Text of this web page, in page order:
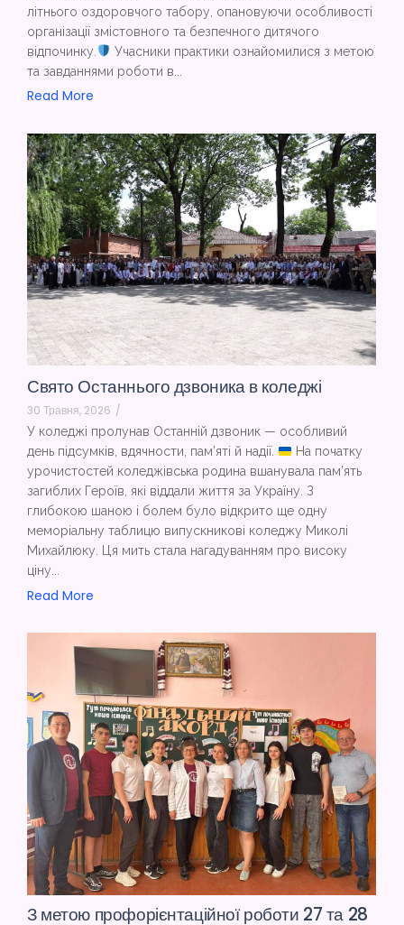
літнього оздоровчого табору, опановуючи особливості
організації змістовного та безпечного дитячого
відпочинку.
Учасники практики ознайомилися з метою
та завданнями роботи в...
Read More
Свято Останнього дзвоника в коледжі
30 Травня, 2026 /
У коледжі пролунав Останній дзвоник — особливий
день підсумків, вдячности, пам’яті й надії.
На початку
урочистостей коледжівська родина вшанувала пам’ять
загиблих Героїв, які віддали життя за Україну. З
глибокою шаною і болем було відкрито ще одну
меморіальну таблицю випускникові коледжу Миколі
Михайлюку. Ця мить стала нагадуванням про високу
ціну...
Read More
З метою профорієнтаційної роботи 27 та 28